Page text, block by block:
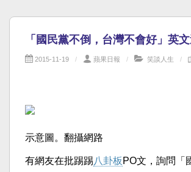
「國民黨不倒，台灣不會好」英
2015-11-19 蘋果日報 笑談人生
示意圖。翻攝網路
有網友在批踢踢 八卦板 PO文，詢問「